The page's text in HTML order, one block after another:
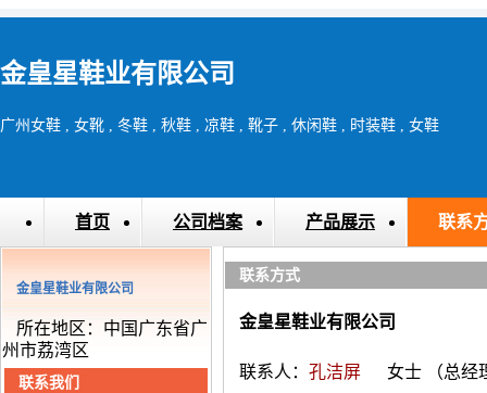
金皇星鞋业有限公司
广州女鞋 , 女靴 , 冬鞋 , 秋鞋 , 凉鞋 , 靴子 , 休闲鞋 , 时装鞋 , 女鞋
首页 公司档案 产品展示 联系
金皇星鞋业有限公司
所在地区：中国广东省广
州市荔湾区
联系我们
联系方式
金皇星鞋业有限公司
联系人： 孔洁屏 女士 （总经